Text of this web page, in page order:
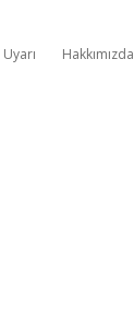
Hakkımızda